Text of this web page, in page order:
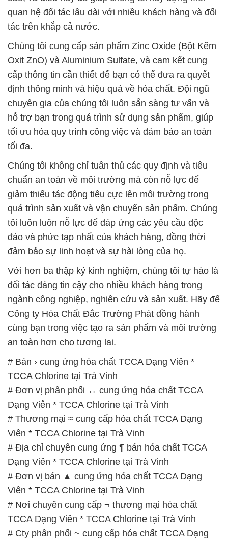
giảm thiểu tác động tiêu cực lên môi trường trong
quá trình sản xuất và vận chuyển sản phẩm. Chúng
tôi luôn luôn nỗ lực để đáp ứng các yêu cầu độc
đáo và phức tạp nhất của khách hàng, đồng thời
đảm bảo sự linh hoạt và sự hài lòng của họ.
Với hơn ba thập kỷ kinh nghiệm, chúng tôi tự hào là
đối tác đáng tin cậy cho nhiều khách hàng trong
ngành công nghiệp, nghiên cứu và sản xuất. Hãy để
Công ty Hóa Chất Đắc Trường Phát đồng hành
cùng bạn trong việc tạo ra sản phẩm và môi trường
# Bán › cung ứng hóa chất TCCA Dạng Viên *
TCCA Chlorine tại Trà Vinh
# Đơn vị phân phối ↔ cung ứng hóa chất TCCA
Dạng Viên * TCCA Chlorine tại Trà Vinh
# Thương mại ≈ cung cấp hóa chất TCCA Dạng
Viên * TCCA Chlorine tại Trà Vinh
# Địa chỉ chuyên cung ứng ¶ bán hóa chất TCCA
Dạng Viên * TCCA Chlorine tại Trà Vinh
# Đơn vị bán ▲ cung ứng hóa chất TCCA Dạng
Viên * TCCA Chlorine tại Trà Vinh
# Nơi chuyên cung cấp ¬ thương mại hóa chất
TCCA Dạng Viên * TCCA Chlorine tại Trà Vinh
# Cty phân phối ~ cung cấp hóa chất TCCA Dạng
Viên * TCCA Chlorine tại Trà Vinh
# Phân phối ♥ cung cấp hóa chất TCCA Dạng Viên *
TCCA Chlorine tại Trà Vinh
# Cung ứng ♥ phân phối hóa chất TCCA Dạng Viên
* TCCA Chlorine tại Trà Vinh
# Địa chỉ chuyên cung ứng ═ bán hóa chất TCCA
Dạng Viên * TCCA Chlorine tại Trà Vinh
# Nhà cung cấp ¬ thương mại hóa chất TCCA Dạng
Viên * TCCA Chlorine tại Trà Vinh
📞PHÒNG KINH DOANH – CÔNG TY HÓA CHẤT
ĐẮC TRƯỜNG PHÁT🌐